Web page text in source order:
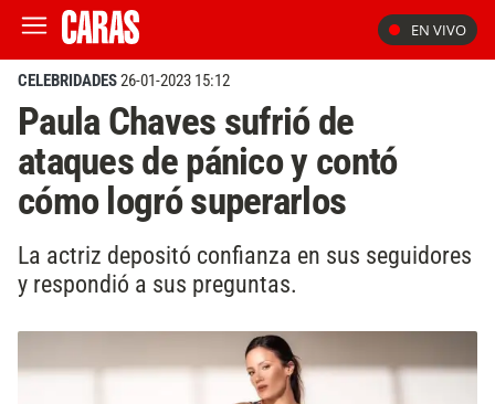
EN VIVO
CELEBRIDADES26-01-2023 15:12
Paula Chaves sufrió de
ataques de pánico y contó
cómo logró superarlos
La actriz depositó confianza en sus seguidores
y respondió a sus preguntas.